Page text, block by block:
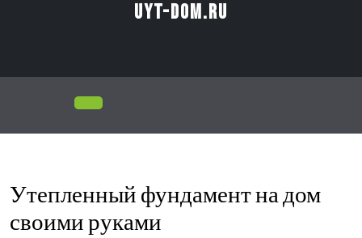
uyt-dom.ru
Утепленный фундамент на дом
своими руками